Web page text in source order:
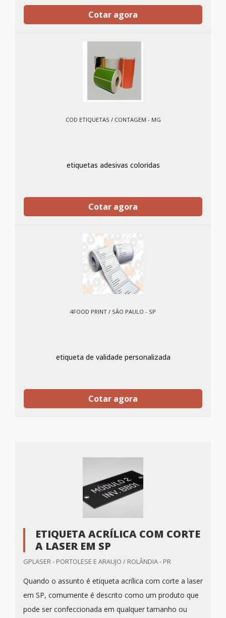
Cotar agora
COD ETIQUETAS / CONTAGEM - MG
etiquetas adesivas coloridas
Cotar agora
4FOOD PRINT / SÃO PAULO - SP
etiqueta de validade personalizada
Cotar agora
ETIQUETA ACRÍLICA COM CORTE
A LASER EM SP
GPLASER - PORTOLESE E ARAUJO / ROLÂNDIA - PR
Quando o assunto é etiqueta acrílica com corte a laser
em SP, comumente é descrito como um produto que
pode ser confeccionada em qualquer tamanho ou